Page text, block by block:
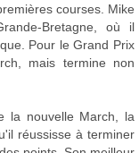
courses. Mike
Bretagne, où il
Pour le Grand Prix
mais termine non
la nouvelle March, la
réussisse à terminer